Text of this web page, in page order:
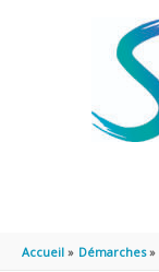
Accueil Démarches